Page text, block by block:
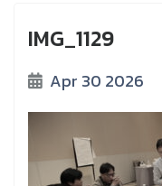
IMG_1129
Apr 30 2026